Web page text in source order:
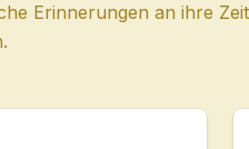
Erinnerungen an ihre